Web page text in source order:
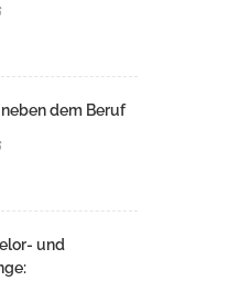
dem Beruf
und